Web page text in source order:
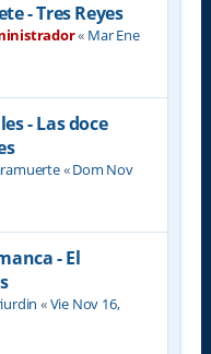
- Tres Reyes
« Mar Ene
- Las doce
«Dom Nov
- El
«Vie Nov 16,